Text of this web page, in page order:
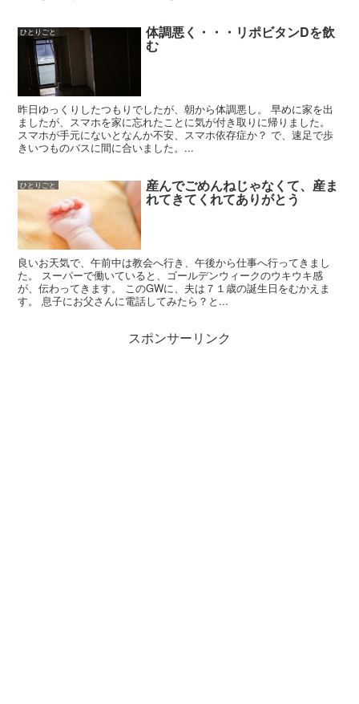
ひとりごと 体調悪く・・・リポビタンDを飲
む
昨日ゆっくりしたつもりでしたが、朝から体調悪し。 早めに家を出
ましたが、スマホを家に忘れたことに気が付き取りに帰りました。
スマホが手元にないとなんか不安、スマホ依存症か？ で、速足で歩
きいつものバスに間に合いました。...
ひとりごと 産んでごめんねじゃなくて、産ま
れてきてくれてありがとう
良いお天気で、午前中は教会へ行き、午後から仕事へ行ってきまし
た。 スーパーで働いていると、ゴールデンウィークのウキウキ感
が、伝わってきます。 このGWに、夫は７１歳の誕生日をむかえま
す。 息子にお父さんに電話してみたら？と...
スポンサーリンク